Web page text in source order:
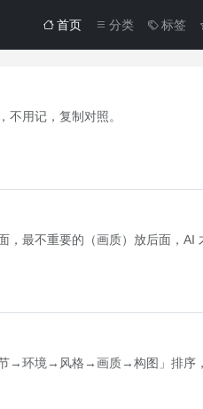
首页 分类 标签
用记，复制对照。
，最不重要的（画质）放后面，AI
→环境→风格→画质→构图」排序